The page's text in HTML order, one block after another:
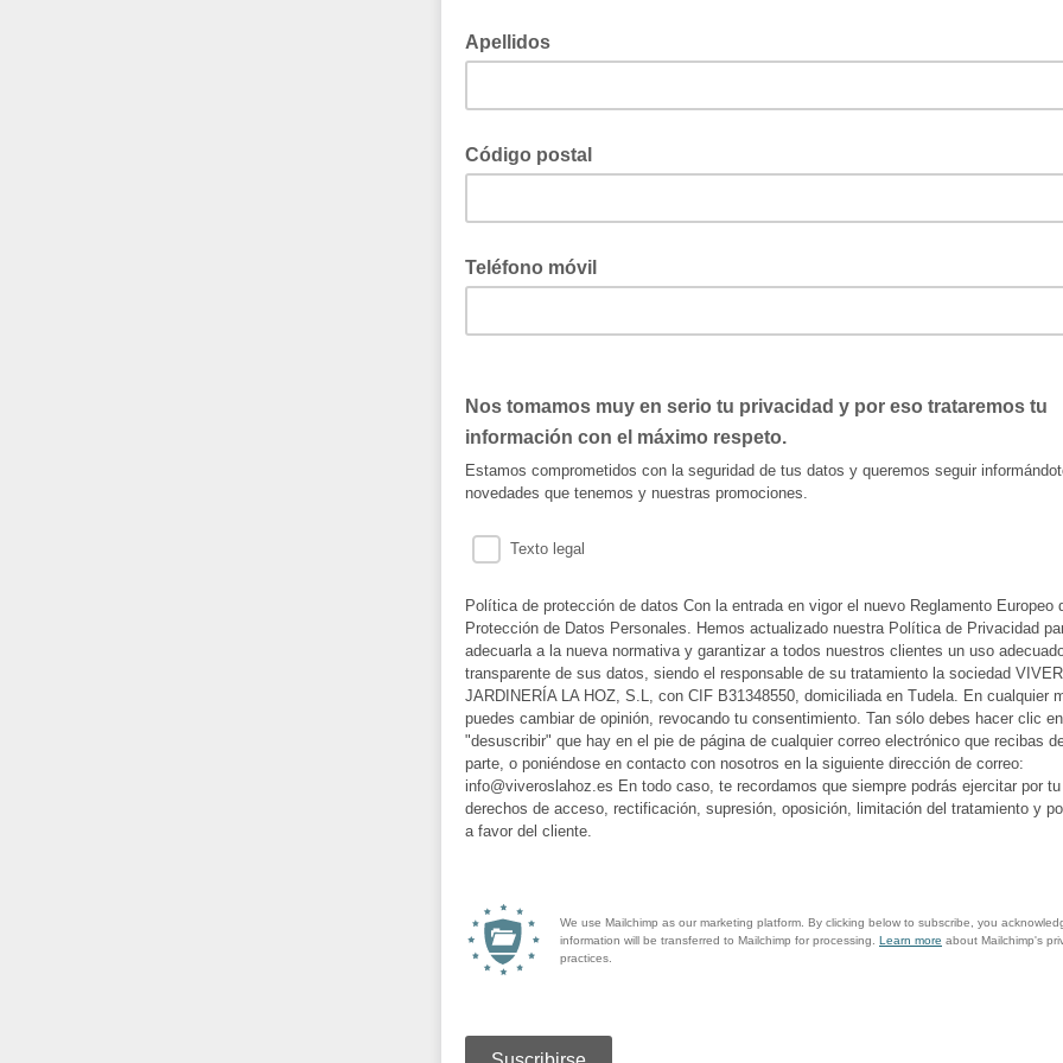
Apellidos
Código postal
Teléfono móvil
Nos tomamos muy en serio tu privacidad y por eso trataremos tu
información con el máximo respeto.
Estamos comprometidos con la seguridad de tus datos y queremos seguir
novedades que tenemos y nuestras promociones.
Texto legal
Política de protección de datos Con la entrada en vigor el nuevo Reglamento Europeo
Protección de Datos Personales. Hemos actualizado nuestra Política de Privacidad
adecuarla a la nueva normativa y garantizar a todos nuestros clientes un uso
transparente de sus datos, siendo el responsable de su tratamiento la sociedad
JARDINERÍA LA HOZ, S.L, con CIF B31348550, domiciliada en Tudela. En cualquier
puedes cambiar de opinión, revocando tu consentimiento. Tan sólo debes hacer clic
"desuscribir" que hay en el pie de página de cualquier correo electrónico que recibas
parte, o poniéndose en contacto con nosotros en la siguiente dirección de correo:
info@viveroslahoz.es En todo caso, te recordamos que siempre podrás ejercitar por
derechos de acceso, rectificación, supresión, oposición, limitación del tratamiento y
a favor del cliente.
We use Mailchimp as our marketing platform. By clicking below to subscribe, you
information will be transferred to Mailchimp for processing. Learn more about Mailchimp's
practices.